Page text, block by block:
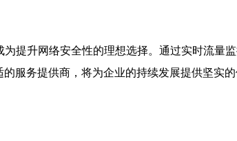
提升网络安全性的理想选择。通过实时流量
服务提供商，将为企业的持续发展提供坚实的